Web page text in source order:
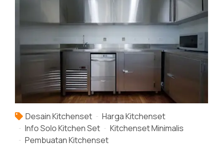
Desain Kitchenset
Harga Kitchenset
Info Solo Kitchen Set
Kitchenset Minimalis
Pembuatan Kitchenset